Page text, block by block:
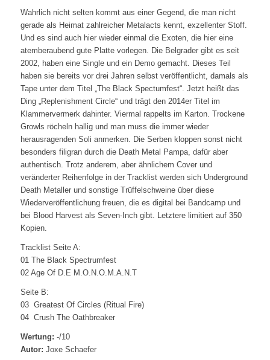
Wahrlich nicht selten kommt aus einer Gegend, die man nicht
gerade als Heimat zahlreicher Metalacts kennt, exzellenter Stoff.
Und es sind auch hier wieder einmal die Exoten, die hier eine
atemberaubend gute Platte vorlegen. Die Belgrader gibt es seit
2002, haben eine Single und ein Demo gemacht. Dieses Teil
haben sie bereits vor drei Jahren selbst veröffentlicht, damals als
Tape unter dem Titel „The Black Spectumfest“. Jetzt heißt das
Ding „Replenishment Circle“ und trägt den 2014er Titel im
Klammervermerk dahinter. Viermal rappelts im Karton. Trockene
Growls röcheln hallig und man muss die immer wieder
herausragenden Soli anmerken. Die Serben kloppen sonst nicht
besonders filigran durch die Death Metal Pampa, dafür aber
authentisch. Trotz anderem, aber ähnlichem Cover und
veränderter Reihenfolge in der Tracklist werden sich Underground
Death Metaller und sonstige Trüffelschweine über diese
Wiederveröffentlichung freuen, die es digital bei Bandcamp und
bei Blood Harvest als Seven-Inch gibt. Letztere limitiert auf 350
Kopien.
Tracklist Seite A:
01 The Black Spectrumfest
02 Age Of D.E M.O.N.O.M.A.N.T
Seite B:
03 Greatest Of Circles (Ritual Fire)
04 Crush The Oathbreaker
Wertung: -/10
Autor: Joxe Schaefer